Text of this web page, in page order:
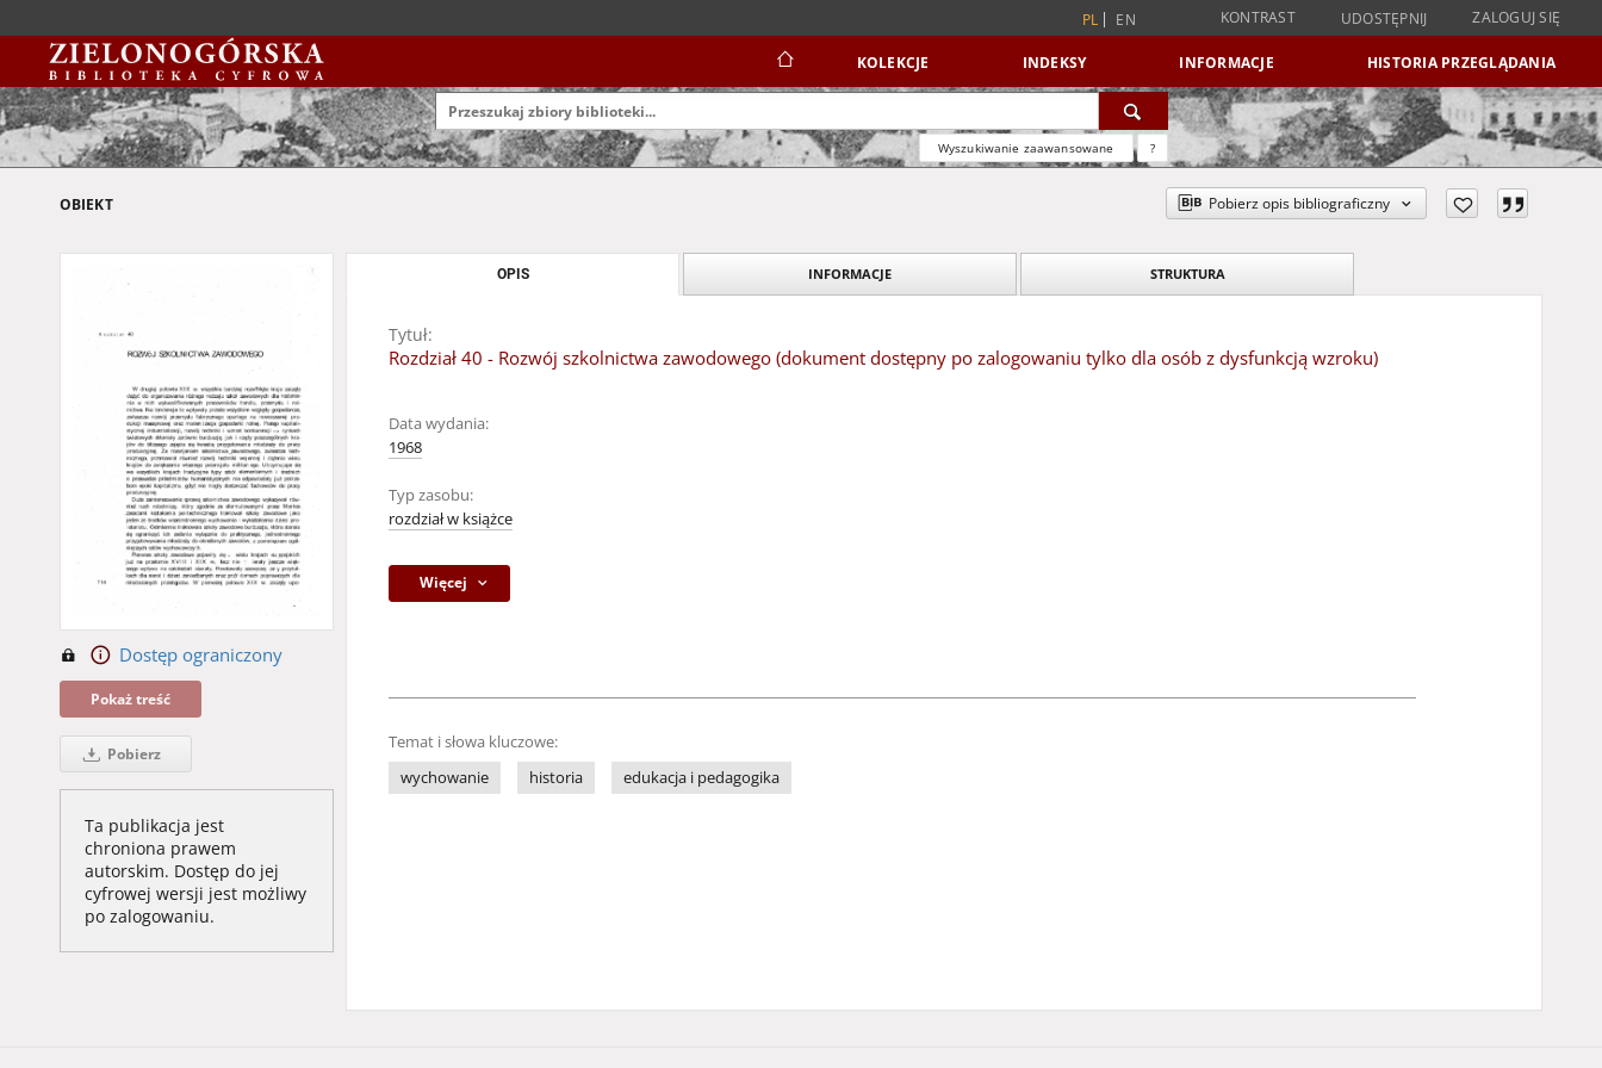
PL EN KONTRAST UDOSTĘPNIJ ZALOGUJ SIĘ
KOLEKCJE INDEKSY INFORMACJE HISTORIA PRZEGLĄDANIA
Wyszukiwanie zaawansowane ?
OBIEKT Pobierz opis bibliograficzny
Dostęp ograniczony
Pokaż treść
Pobierz
Ta publikacja jest
chroniona prawem
autorskim. Dostęp do jej
cyfrowej wersji jest możliwy
po zalogowaniu.
OPIS INFORMACJE STRUKTURA
Tytuł:
Rozdział 40 - Rozwój szkolnictwa zawodowego (dokument dostępny po zalogowaniu tylko dla osób z dysfunkcją wzroku)
Data wydania:
1968
Typ zasobu:
rozdział w książce
Więcej
Temat i słowa kluczowe:
wychowanie
historia edukacja i pedagogika